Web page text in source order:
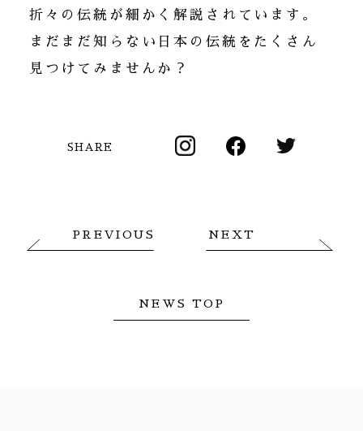
折々の伝統が細かく解説されています。
まだまだ知らない日本の伝統をたくさん
見つけてみませんか？
SHARE
PREVIOUS
NEWS TOP
NEXT